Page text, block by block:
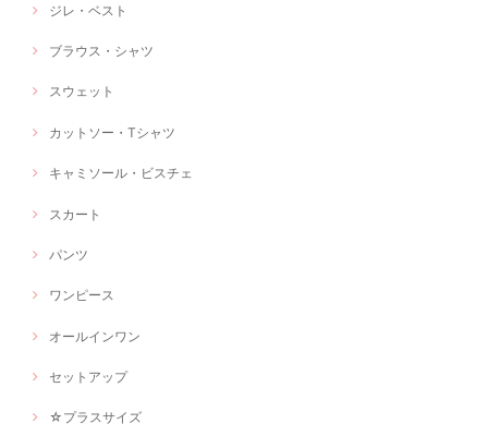
ジレ・ベスト
ブラウス・シャツ
スウェット
カットソー・Tシャツ
キャミソール・ビスチェ
スカート
パンツ
ワンピース
オールインワン
セットアップ
☆プラスサイズ